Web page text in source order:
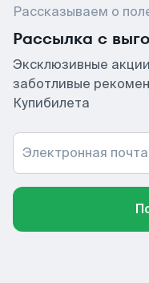
Рассказываем о
Рассылка с
Эксклюзивные
заботливые
Купибилета
Электронная почта